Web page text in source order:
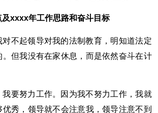
及xxxx年工作思路和奋斗目标
对不起领导对我的法制教育，明知道法定
。但我没有在家休息，而是依然奋斗在计
我要努力工作。因为我不努力工作，我就
秀，领导就不会注意我，领导注意不到